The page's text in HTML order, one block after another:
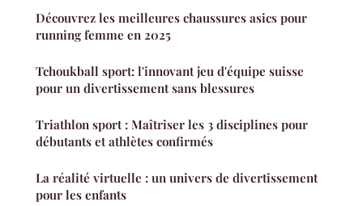
Découvrez les meilleures chaussures asics pour
running femme en 2025
Tchoukball sport: l'innovant jeu d'équipe suisse
pour un divertissement sans blessures
Triathlon sport : Maîtriser les 3 disciplines pour
débutants et athlètes confirmés
La réalité virtuelle : un univers de divertissement
pour les enfants